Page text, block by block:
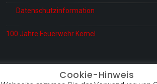
Datenschutzinformation
100 Jahre Feuerwehr Kemel
Cookie-Hinweis